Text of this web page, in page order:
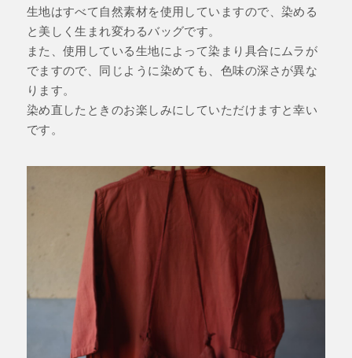
生地はすべて自然素材を使用していますので、染める
と美しく生まれ変わるバッグです。
また、使用している生地によって染まり具合にムラが
でますので、同じように染めても、色味の深さが異な
ります。
染め直したときのお楽しみにしていただけますと幸い
です。